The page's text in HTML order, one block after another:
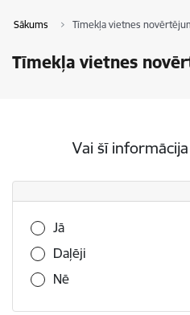
Sākums Tīmekļa vietnes
Tīmekļa vietnes
Vai šī
Vai šī informācija bija
Jā
Daļēji
Nē